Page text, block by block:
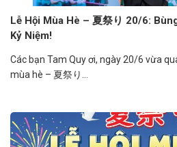
Lễ Hội Mùa Hè – 夏祭り 20/6:
Kỷ Niệm!
Các bạn Tam Quy ơi, ngày 20/6 vừa
mùa hè – 夏祭り...